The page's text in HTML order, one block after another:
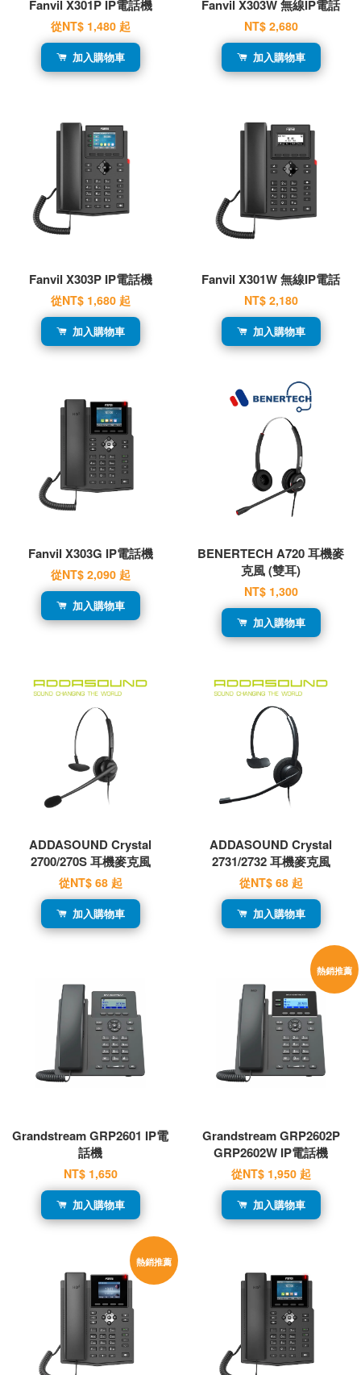
Fanvil X301P IP電話機
從NT$ 1,480 起
加入購物車
Fanvil X303W 無線IP電話
NT$ 2,680
加入購物車
Fanvil X303P IP電話機
從NT$ 1,680 起
加入購物車
Fanvil X301W 無線IP電話
NT$ 2,180
加入購物車
Fanvil X303G IP電話機
從NT$ 2,090 起
加入購物車
BENERTECH A720 耳機麥
克風 (雙耳)
NT$ 1,300
加入購物車
ADDASOUND Crystal
2700/270S 耳機麥克風
從NT$ 68 起
加入購物車
ADDASOUND Crystal
2731/2732 耳機麥克風
從NT$ 68 起
加入購物車
Grandstream GRP2601 IP電
話機
NT$ 1,650
加入購物車
熱銷推薦
Grandstream GRP2602P
GRP2602W IP電話機
從NT$ 1,950 起
加入購物車
熱銷推薦